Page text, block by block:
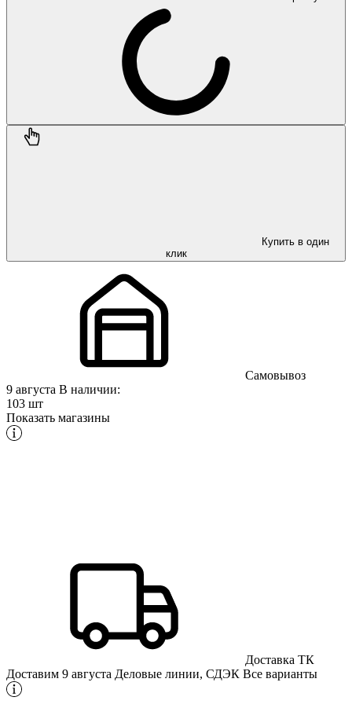
Купить в один
клик
Самовывоз
9 августа В наличии:
103 шт
Показать магазины
Доставка ТК
Доставим 9 августа Деловые линии, СДЭК Все варианты